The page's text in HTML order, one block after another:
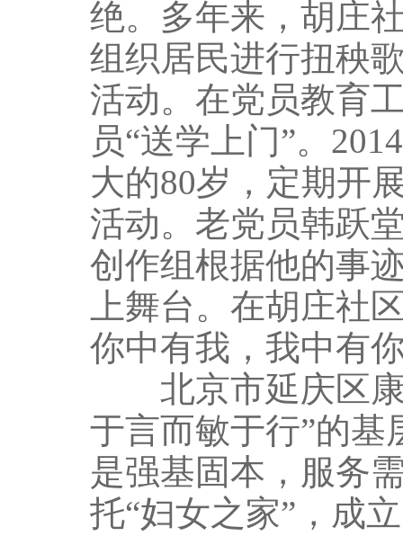
绝。多年来，胡庄
组织居民进行扭秧
活动。在党员教育
员“送学上门”。
大的80岁，定期开
活动。老党员韩跃
创作组根据他的事
上舞台。在胡庄社
你中有我，我中
北京市延庆区康
于言而敏于行”的
是强基固本，服务
托“妇女之家”，成